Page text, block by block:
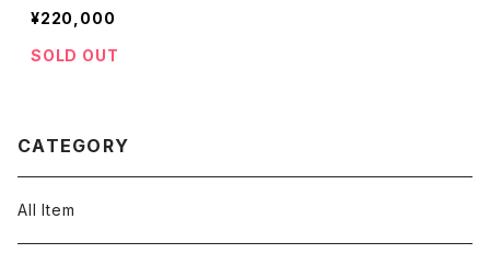
¥220,000
SOLD OUT
CATEGORY
All Item